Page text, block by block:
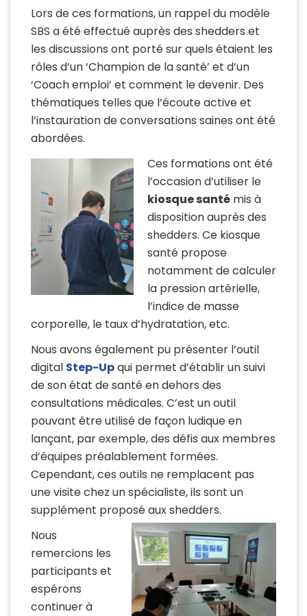
Lors de ces formations, un rappel du modèle
SBS a été effectué auprès des shedders et
les discussions ont porté sur quels étaient les
rôles d’un ‘Champion de la santé’ et d’un
‘Coach emploi’ et comment le devenir. Des
thématiques telles que l’écoute active et
l’instauration de conversations saines ont été
abordées.
Ces formations ont été
l’occasion d’utiliser le
kiosque santé mis à
disposition auprès des
shedders. Ce kiosque
santé propose
notamment de calculer
la pression artérielle,
l’indice de masse
corporelle, le taux d’hydratation, etc.
Nous avons également pu présenter l’outil
digital Step-Upqui permet d’établir un suivi
de son état de santé en dehors des
consultations médicales. C’est un outil
pouvant être utilisé de façon ludique en
lançant, par exemple, des défis aux membres
d’équipes préalablement formées.
Cependant, ces outils ne remplacent pas
une visite chez un spécialiste, ils sont un
supplément proposé aux shedders.
Nous
remercions les
participants et
espérons
continuer à